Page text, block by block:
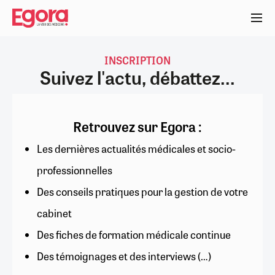
Aller
contenu
INSCRIPTION
Suivez l'actu, débattez...
Retrouvez sur Egora :
Les dernières actualités médicales et socio-
professionnelles
Des conseils pratiques pour la gestion de votre
cabinet
Des fiches de formation médicale continue
Des témoignages et des interviews (…)